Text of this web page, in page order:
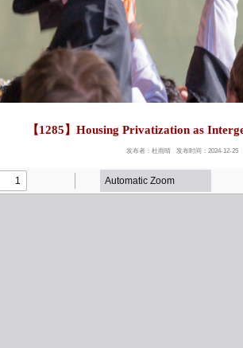
【1285】Housing Privatization as
发布者：杜雨晴 发布时间：2024-12-25